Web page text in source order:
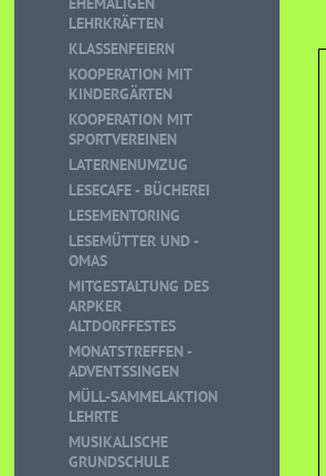
LEHRKRÄFTEN
KLASSENFEIERN
KOOPERATION MIT
KINDERGÄRTEN
KOOPERATION MIT
SPORTVEREINEN
LATERNENUMZUG
LESECAFE - BÜCHEREI
LESEMENTORING
LESEMÜTTER UND -
OMAS
MITGESTALTUNG DES
ARPKER
ALTDORFFESTES
MONATSTREFFEN -
ADVENTSSINGEN
MÜLL-SAMMELAKTION
LEHRTE
MUSIKALISCHE
GRUNDSCHULE